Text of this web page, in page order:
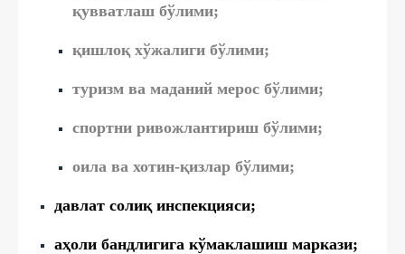
қувватлаш бўлими;
қишлоқ хўжалиги бўлими;
туризм ва маданий мерос бўлими;
спортни ривожлантириш бўлими;
оила ва хотин-қизлар бўлими;
давлат солиқ инспекцияси;
аҳоли бандлигига кўмаклашиш маркази;